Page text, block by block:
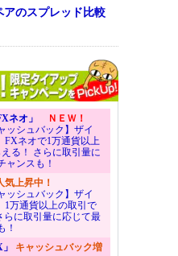
アのスプレッド比較
ネオ」
ＮＥＷ！
ッシュバック】ザイ
FXネオで1万通貨以上
る！ さらに取引量に
ャンスも！
気上昇中！
ッシュバック】ザイ
1万通貨以上の取引で
らに取引量に応じて最
！
キャッシュバック増